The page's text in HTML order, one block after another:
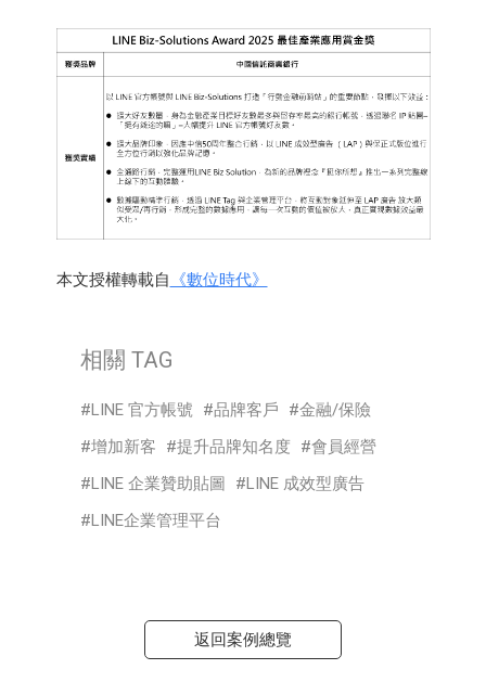
本文授權轉載自 《數位時代》
相關 TAG
LINE 官方帳號 品牌客戶
金融/保險
增加新客
提升品牌知名度
會員經營
LINE 企業贊助貼圖
LINE 成效型廣告
LINE企業管理平台
返回案例總覽